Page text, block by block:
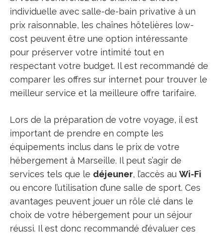
individuelle avec salle-de-bain privative à un
prix raisonnable, les chaînes hôtelières low-
cost peuvent être une option intéressante
pour préserver votre intimité tout en
respectant votre budget. Il est recommandé de
comparer les offres sur internet pour trouver le
meilleur service et la meilleure offre tarifaire.
Lors de la préparation de votre voyage, il est
important de prendre en compte les
équipements inclus dans le prix de votre
hébergement à Marseille. Il peut s’agir de
services tels que le déjeuner, l’accès au Wi-Fi
ou encore l’utilisation d’une salle de sport. Ces
avantages peuvent jouer un rôle clé dans le
choix de votre hébergement pour un séjour
réussi. Il est donc recommandé d’évaluer ces